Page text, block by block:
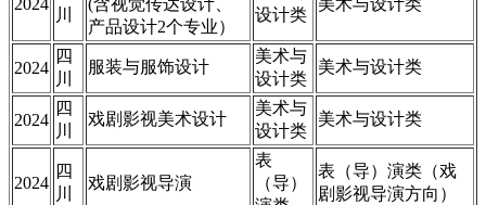
2024
川
(含视觉传达设计、
产品设计2个专业）
设计类
美术与设计类
2024
四
川
服装与服饰设计
美术与
设计类
美术与设计类
2024
四
川
戏剧影视美术设计
美术与
设计类
美术与设计类
2024
四
川
戏剧影视导演
表
（导）
表（导）演类（戏
剧影视导演方向）